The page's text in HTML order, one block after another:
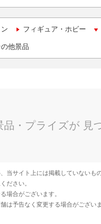
フィギュア・ホビー
の他景品